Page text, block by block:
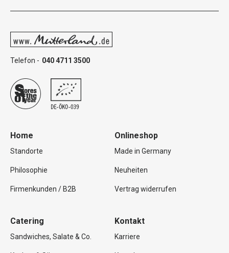
Telefon - 040 4711 3500
Home
Standorte
Philosophie
Firmenkunden / B2B
Onlineshop
Made in Germany
Neuheiten
Vertrag widerrufen
Catering
Sandwiches, Salate & Co.
Kontakt
Karriere